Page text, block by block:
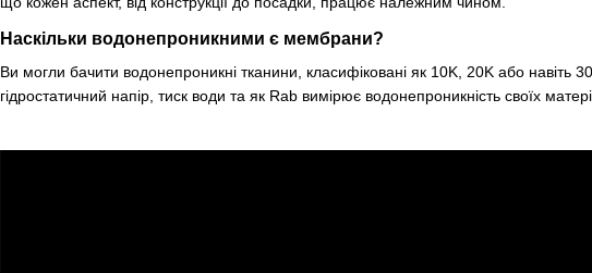
Наскільки водонепроникними є мембрани?
Ви могли бачити водонепроникні тканини, класифіковані як 10K, 20K або
гідростатичний напір, тиск води та як Rab вимірює водонепроникність своїх